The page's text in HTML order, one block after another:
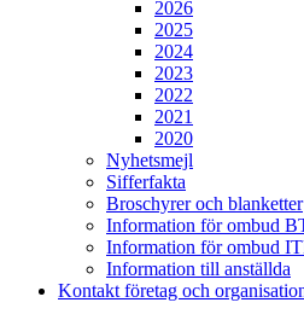
2026
2025
2024
2023
2022
2021
2020
Nyhetsmejl
Sifferfakta
Broschyrer och blanketter
Information för ombud
Information för ombud
Information till anställda
Kontakt företag och